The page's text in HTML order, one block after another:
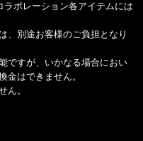
ボレーション各アイテムには
、別途お客様のご負担となり
ですが、いかなる場合におい
金はできません。
ん。